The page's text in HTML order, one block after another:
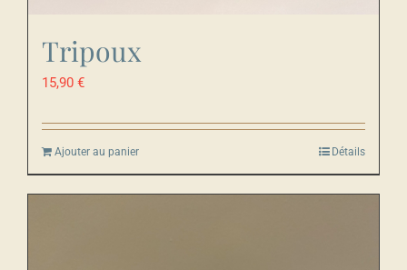
Tripoux
15,90 €
Ajouter au panier Détails